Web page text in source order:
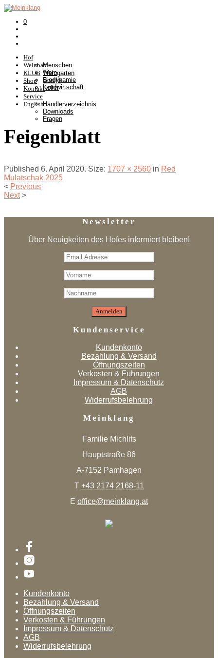
0
Hof
Menschen
Tiere
Biodynamie
Landwirtschaft
Weinbau
Weingarten
Somlò
Keller
KLUB
Shop
Kontakt
Service
Händlerverzeichnis
Downloads
Fragen
English
Feigenblatt
Published 6. April 2020. Size: 1707 × 2560 in Red
Mulatschak 2025
< Previous
Next >
Newsletter
Über Neuigkeiten des Hofes informiert bleiben!
Kundenservice
Kundenkonto
Bezahlung & Versand
Öffnungszeiten
Verkosten & Führungen
Impressum & Datenschutz
AGB
Widerrufsbelehrung
Meinklang
Familie Michlits
Hauptstraße 86
A-7152 Pamhagen
T +43 2174 2168-11
E office@meinklang.at
Kundenkonto
Bezahlung & Versand
Öffnungszeiten
Verkosten & Führungen
Impressum & Datenschutz
AGB
Widerrufsbelehrung